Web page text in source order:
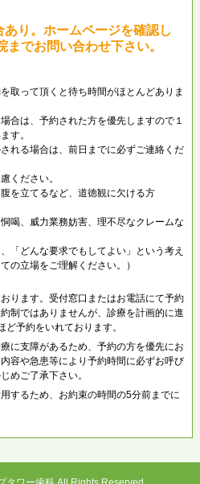
り。ホームページを確認し
でお問い合わせ下さい。
取って頂くと待ち時間がほとんどありま
合は、予約された方を優先しますので１
す。
れる場合は、前日までに必ずご連絡くだ
ください。
を立てるなど、道徳観に欠ける方
喝、威力業務妨害、理不尽なクレームな
「どんな要求でもしてよい」という考え
の立場をご理解ください。）
ります。受付窓口またはお電話にて予約
制ではありませんが、診療を計画的に進
予約をいれております。
に支障があるため、予約の方を優先にお
容や急患等により予約時間に必ずお呼び
めご了承下さい。
するため、お約束の時間の5分前までに